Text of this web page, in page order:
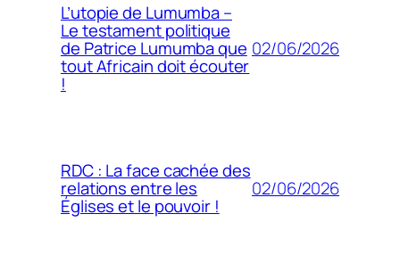
L’utopie de Lumumba –
Le testament politique
de Patrice Lumumba que
tout Africain doit écouter
!
02/06/2026
RDC : La face cachée des
relations entre les
Églises et le pouvoir !
02/06/2026